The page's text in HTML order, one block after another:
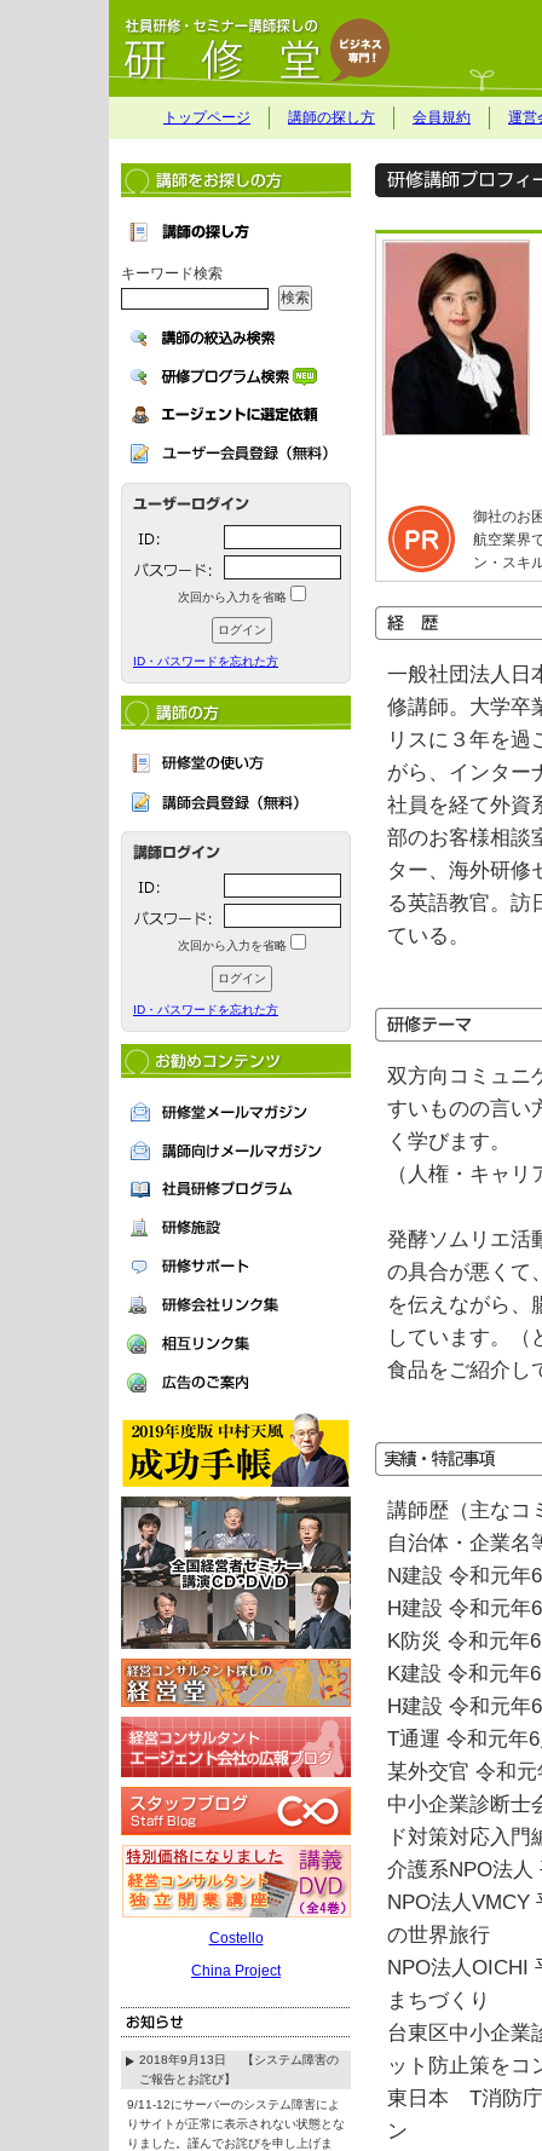
トップページ 講師の探し方 会員規約 運営
キーワード検索
次回から入力を省略
ID・パスワードを忘れた方
次回から入力を省略
ID・パスワードを忘れた方
Costello
China Project
2018年9月13日 【システム障害の
ご報告とお詫び】
9/11-12にサーバーのシステム障害によ
りサイトが正常に表示されない状態とな
りました。謹んでお詫びを申し上げま
御社のお
航空業界
ン・スキ
一般社団法人日
修講師。大学卒
リスに３年を過
がら、インター
社員を経て外資
部のお客様相談
ター、海外研修
る英語教官。訪
ている。
双方向コミュニ
すいものの言い
く学びます。
（人権・キャ
発酵ソムリエ活
の具合が悪くて
を伝えながら、
しています。（
食品をご紹介し
講師歴（主なコ
自治体・企業名
N建設 令和元年
H建設 令和元年
K防災 令和元年
K建設 令和元年
H建設 令和元年
T通運 令和元年
某外交官 令和
中小企業診断
ド対策対応入門
介護系NPO法人
NPO法人
の世界旅行
NPO法人OICHI
まちづくり
台東区中小企業
ット防止策をコ
東日本 T消防庁
ン